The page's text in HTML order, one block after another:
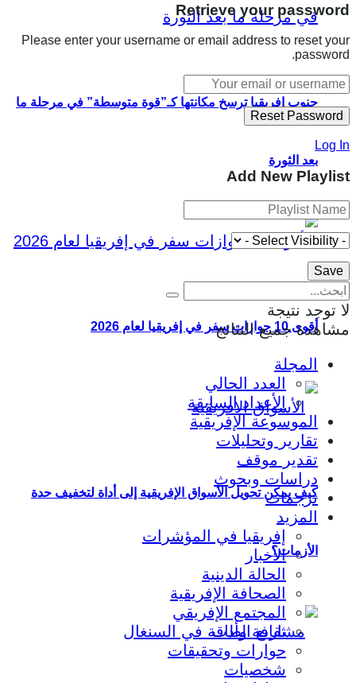
جنوب إفريقيا ترسخ مكانتها كـ”قوة متوسطة” في مرحلة ما
بعد الثورة
أقوى 10 جوازات سفر في إفريقيا لعام 2026
كيف يمكن تحويل الأسواق الإفريقية إلى أداة لتخفيف حدة
الأزمات؟
Retrieve your password
Please enter your username or email address to reset your
password.
Log In
Add New Playlist
لا توجد نتيجة
مشاهدة جميع النتائج
المجلة
العدد الحالي
الأعداد السابقة
الموسوعة الإفريقية
تقارير وتحليلات
تقدير موقف
دراسات وبحوث
ترجمات
المزيد
إفريقيا في المؤشرات
الأخبار
الحالة الدينية
الصحافة الإفريقية
المجتمع الإفريقي
ثقافة وأدب
حوارات وتحقيقات
شخصيات